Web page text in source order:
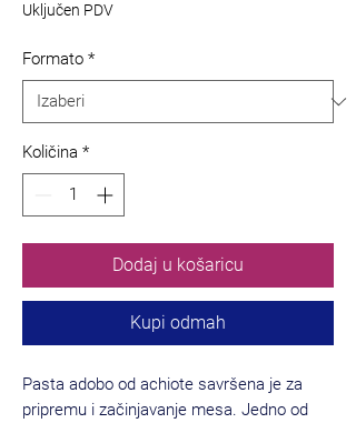
Uključen PDV
Formato *
Količina *
Dodaj u košaricu
Kupi odmah
Pasta adobo od achiote savršena je za
pripremu i začinjavanje mesa. Jedno od